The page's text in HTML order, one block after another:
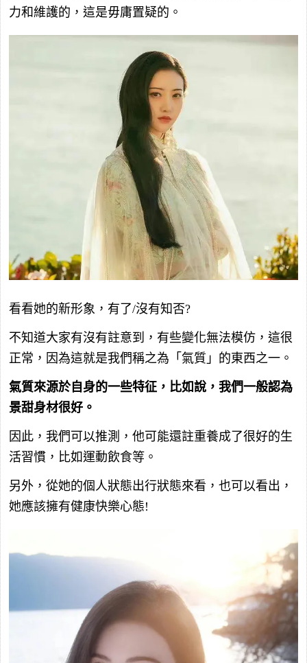
力和維護的，這是毋庸置疑的。
看看她的新形象，有了/沒有知否?
不知道大家有沒有註意到，有些變化無法模仿，這很
正常，因為這就是我們稱之為「氣質」的東西之一。
氣質來源於自身的一些特征，比如說，我們一般認為
景甜身材很好。
因此，我們可以推測，他可能還註重養成了很好的生
活習慣，比如運動飲食等。
另外，從她的個人狀態出行狀態來看，也可以看出，
她應該擁有健康快樂心態!